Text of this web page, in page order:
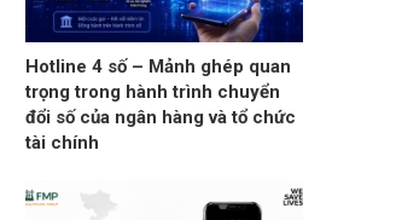
Hotline 4 số – Mảnh ghép quan
trọng trong hành trình chuyển
đổi số của ngân hàng và tổ chức
tài chính